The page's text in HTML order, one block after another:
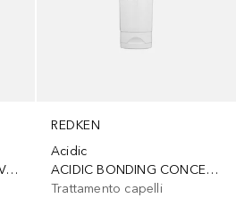
OLAPLEX No.4D MINI Cl. Vol. Detox Dry Shampoo 50ml
REDKEN
Acidic
ACIDIC BONDING CONCENTRATE 5-MIN LIQUID MASK
Trattamento capelli